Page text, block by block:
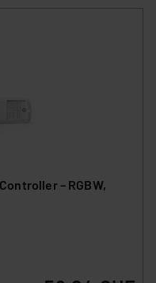
– RGBW,